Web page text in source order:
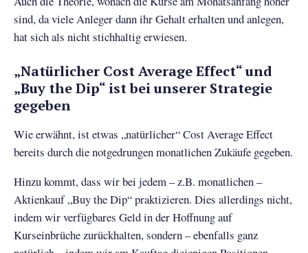
sind, da viele Anleger dann ihr Gehalt erhalten und anlegen,
hat sich als nicht stichhaltig erwiesen.
„Natürlicher Cost Average Effect“ und
„Buy the Dip“ ist bei unserer Strategie
gegeben
Wie erwähnt, ist etwas „natürlicher“ Cost Average Effect
bereits durch die notgedrungen monatlichen Zukäufe gegeben.
Hinzu kommt, dass wir bei jedem – z.B. monatlichen –
Aktienkauf „Buy the Dip“ praktizieren. Dies allerdings nicht,
indem wir verfügbares Geld in der Hoffnung auf
Kurseinbrüche zurückhalten, sondern – ebenfalls ganz